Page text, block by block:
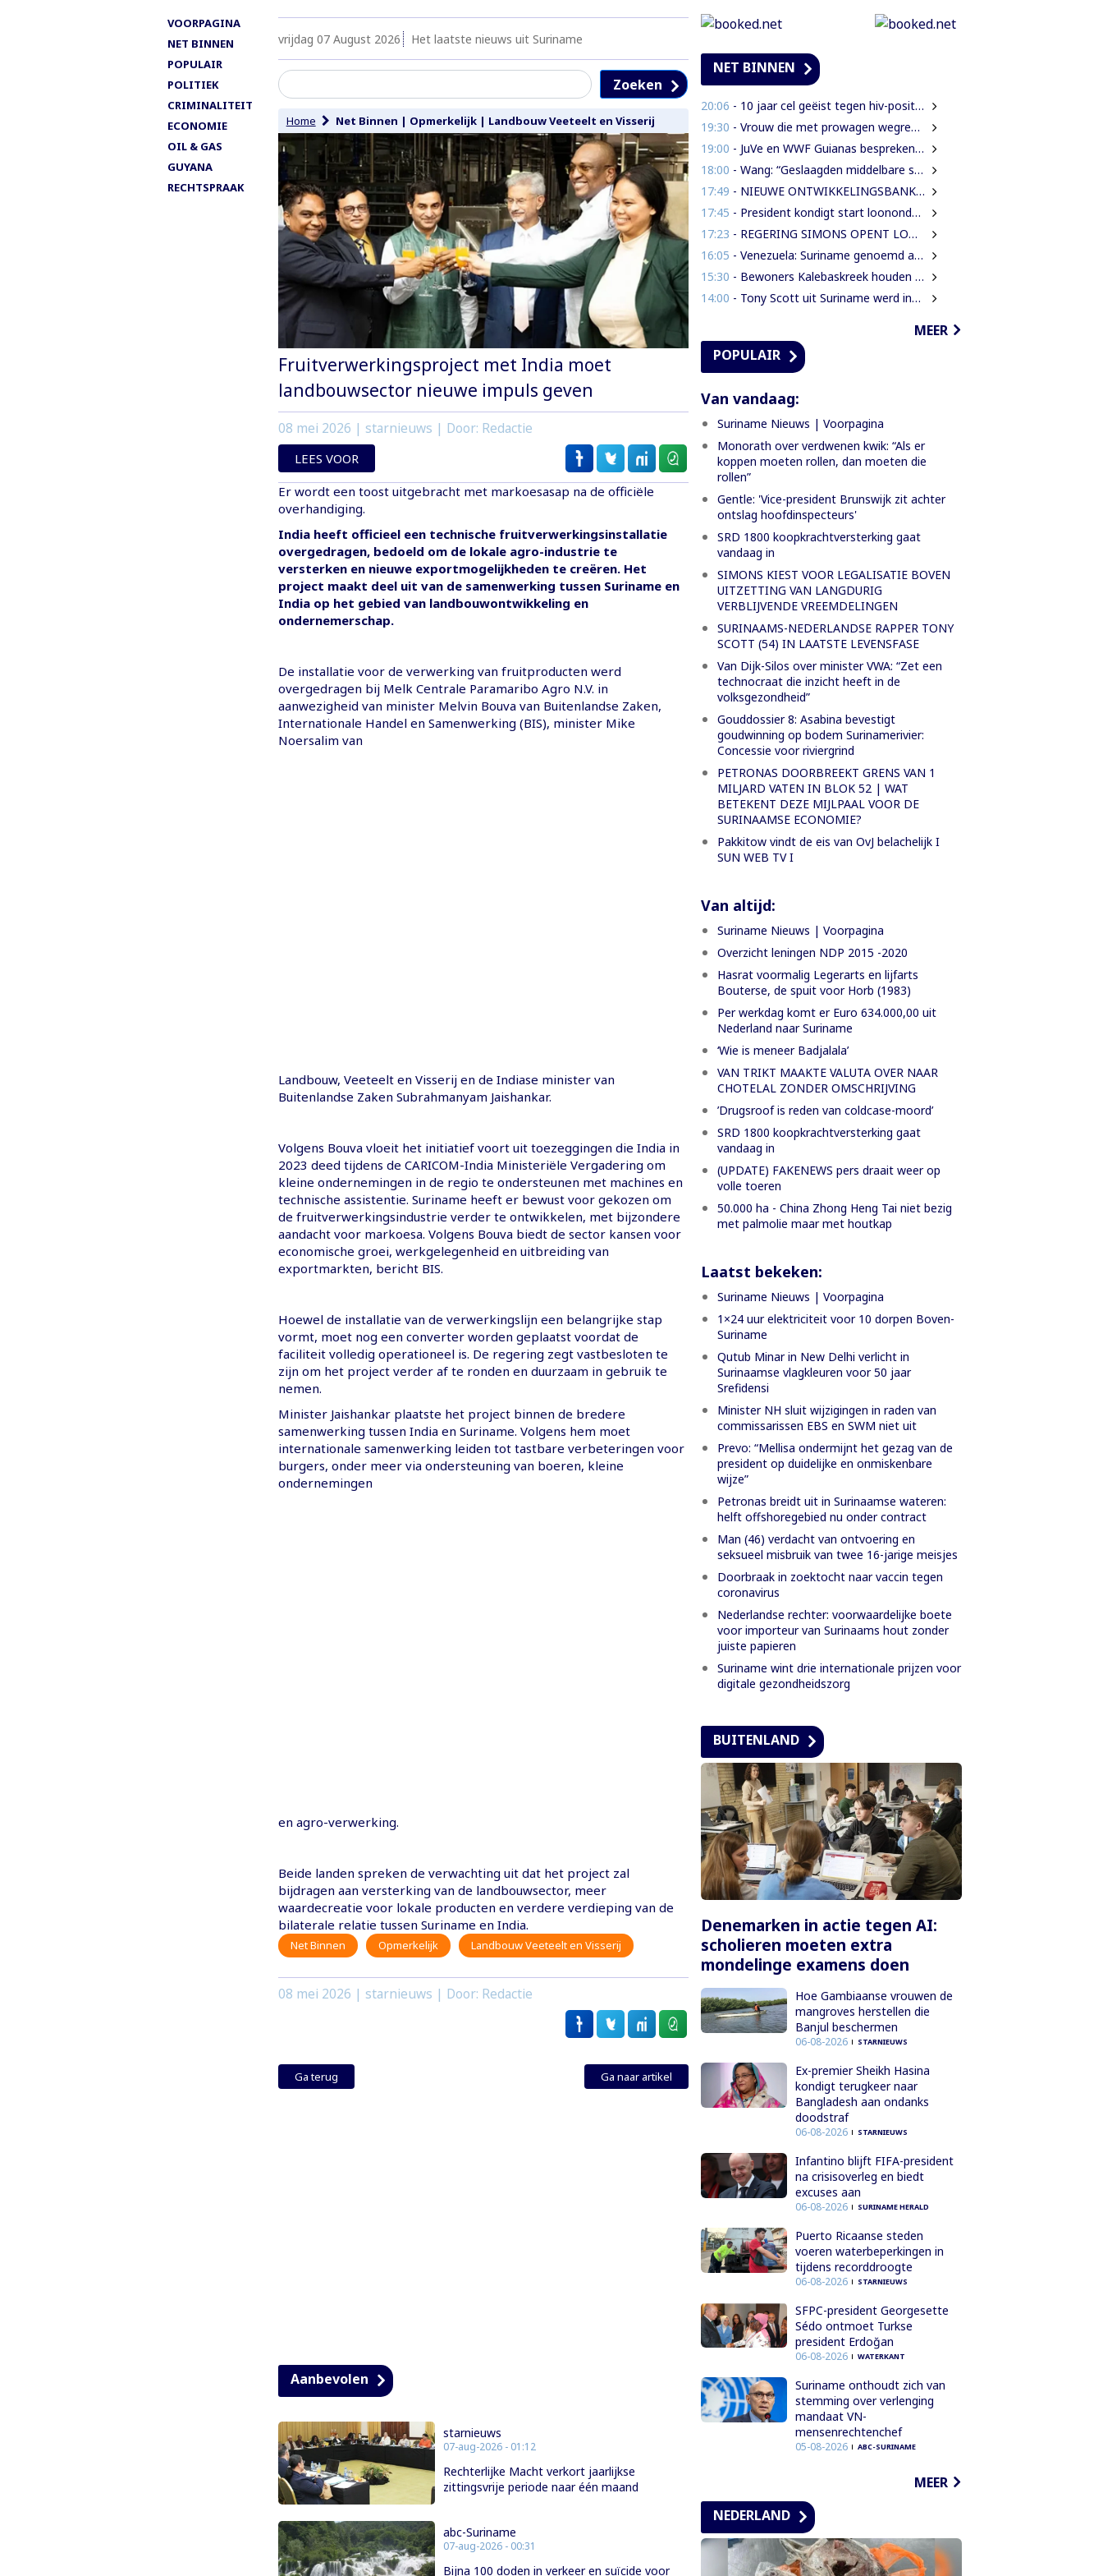
VOORPAGINA
NET BINNEN
POPULAIR
POLITIEK
CRIMINALITEIT
ECONOMIE
OIL & GAS
GUYANA
RECHTSPRAAK
vrijdag 07 August 2026 Het laatste nieuws uit Suriname
Zoeken
Home Net Binnen | Opmerkelijk| Landbouw Veeteelt en Visserij
Fruitverwerkingsproject met India moet
landbouwsector nieuwe impuls geven
08 mei 2026 | starnieuws | Door: Redactie
LEES VOOR
Er wordt een toost uitgebracht met markoesasap na de officiële
overhandiging.
India heeft officieel een technische fruitverwerkingsinstallatie
overgedragen, bedoeld om de lokale agro-industrie te
versterken en nieuwe exportmogelijkheden te creëren. Het
project maakt deel uit van de samenwerking tussen Suriname en
India op het gebied van landbouwontwikkeling en
ondernemerschap.
De installatie voor de verwerking van fruitproducten werd
overgedragen bij Melk Centrale Paramaribo Agro N.V. in
aanwezigheid van minister Melvin Bouva van Buitenlandse Zaken,
Internationale Handel en Samenwerking (BIS), minister Mike
Noersalim van
Landbouw, Veeteelt en Visserij en de Indiase minister van
Buitenlandse Zaken Subrahmanyam Jaishankar.
Volgens Bouva vloeit het initiatief voort uit toezeggingen die India in
2023 deed tijdens de CARICOM-India Ministeriële Vergadering om
kleine ondernemingen in de regio te ondersteunen met machines en
technische assistentie. Suriname heeft er bewust voor gekozen om
de fruitverwerkingsindustrie verder te ontwikkelen, met bijzondere
aandacht voor markoesa. Volgens Bouva biedt de sector kansen voor
economische groei, werkgelegenheid en uitbreiding van
exportmarkten, bericht BIS.
Hoewel de installatie van de verwerkingslijn een belangrijke stap
vormt, moet nog een converter worden geplaatst voordat de
faciliteit volledig operationeel is. De regering zegt vastbesloten te
zijn om het project verder af te ronden en duurzaam in gebruik te
nemen.
Minister Jaishankar plaatste het project binnen de bredere
samenwerking tussen India en Suriname. Volgens hem moet
internationale samenwerking leiden tot tastbare verbeteringen voor
burgers, onder meer via ondersteuning van boeren, kleine
ondernemingen
en agro-verwerking.
Beide landen spreken de verwachting uit dat het project zal
bijdragen aan versterking van de landbouwsector, meer
waardecreatie voor lokale producten en verdere verdieping van de
bilaterale relatie tussen Suriname en India.
Net Binnen Opmerkelijk Landbouw Veeteelt en Visserij
08 mei 2026 | starnieuws | Door: Redactie
Ga terug Ga naar artikel
Aanbevolen
starnieuws
07-aug-2026 - 01:12
Rechterlijke Macht verkort jaarlijkse
zittingsvrije periode naar één maand
abc-Suriname
07-aug-2026 - 00:31
Bijna 100 doden in verkeer en suïcide voor
NET BINNEN
20:06 - 10 jaar cel geëist tegen hiv-positieve man voor vrijheidsberoving, mishandeling en verkrachting van sekswerkster
19:30 - Vrouw die met prowagen wegreed blijft achter tralies
19:00 - JuVe en WWF Guianas bespreken samenwerking rond natuurbescherming
18:00 - Wang: “Geslaagden middelbare school moeten 450 SRD betalen om diploma te ontvangen”
17:49 - NIEUWE ONTWIKKELINGSBANK MOET GUYANESE BEDRIJVEN KLAARSTOMEN OM BUITENLANDSE BEDRIJVEN TE VERVANGEN
17:45 - President kondigt start loononderhandelingen met vakbonden aan
17:23 - REGERING SIMONS OPENT LOONONDERHANDELINGEN MET OVERHEIDSVAKBONDEN NA LICHTE FINANCIËLE ADEMRUIMTE
16:05 - Venezuela: Suriname genoemd als route in internationale cocaïnesmokkel naar Europa
15:30 - Bewoners Kalebaskreek houden twee illegale vreemdelingen aan met vuurwapen en communicatieapparatuur
14:00 - Tony Scott uit Suriname werd internationaal bekend door zijn hiphouse muziek
MEER
POPULAIR
Van vandaag:
Suriname Nieuws | Voorpagina
Monorath over verdwenen kwik: “Als er
koppen moeten rollen, dan moeten die
rollen”
Gentle: 'Vice-president Brunswijk zit achter
ontslag hoofdinspecteurs'
SRD 1800 koopkrachtversterking gaat
vandaag in
SIMONS KIEST VOOR LEGALISATIE BOVEN
UITZETTING VAN LANGDURIG
VERBLIJVENDE VREEMDELINGEN
SURINAAMS-NEDERLANDSE RAPPER TONY
SCOTT (54) IN LAATSTE LEVENSFASE
Van Dijk-Silos over minister VWA: “Zet een
technocraat die inzicht heeft in de
volksgezondheid”
Gouddossier 8: Asabina bevestigt
goudwinning op bodem Surinamerivier:
Concessie voor riviergrind
PETRONAS DOORBREEKT GRENS VAN 1
MILJARD VATEN IN BLOK 52 | WAT
BETEKENT DEZE MIJLPAAL VOOR DE
SURINAAMSE ECONOMIE?
Pakkitow vindt de eis van OvJ belachelijk I
SUN WEB TV I
Van altijd:
Suriname Nieuws | Voorpagina
Overzicht leningen NDP 2015 -2020
Hasrat voormalig Legerarts en lijfarts
Bouterse, de spuit voor Horb (1983)
Per werkdag komt er Euro 634.000,00 uit
Nederland naar Suriname
‘Wie is meneer Badjalala’
VAN TRIKT MAAKTE VALUTA OVER NAAR
CHOTELAL ZONDER OMSCHRIJVING
’Drugsroof is reden van coldcase-moord’
SRD 1800 koopkrachtversterking gaat
vandaag in
(UPDATE) FAKENEWS pers draait weer op
volle toeren
50.000 ha - China Zhong Heng Tai niet bezig
met palmolie maar met houtkap
Laatst bekeken:
Suriname Nieuws | Voorpagina
1×24 uur elektriciteit voor 10 dorpen Boven-
Suriname
Qutub Minar in New Delhi verlicht in
Surinaamse vlagkleuren voor 50 jaar
Srefidensi
Minister NH sluit wijzigingen in raden van
commissarissen EBS en SWM niet uit
Prevo: “Mellisa ondermijnt het gezag van de
president op duidelijke en onmiskenbare
wijze”
Petronas breidt uit in Surinaamse wateren:
helft offshoregebied nu onder contract
Man (46) verdacht van ontvoering en
seksueel misbruik van twee 16-jarige meisjes
Doorbraak in zoektocht naar vaccin tegen
coronavirus
Nederlandse rechter: voorwaardelijke boete
voor importeur van Surinaams hout zonder
juiste papieren
Suriname wint drie internationale prijzen voor
digitale gezondheidszorg
BUITENLAND
Denemarken in actie tegen AI:
scholieren moeten extra
mondelinge examens doen
Hoe Gambiaanse vrouwen de
mangroves herstellen die
Banjul beschermen
06-08-2026 STARNIEUWS
Ex-premier Sheikh Hasina
kondigt terugkeer naar
Bangladesh aan ondanks
doodstraf
06-08-2026 STARNIEUWS
Infantino blijft FIFA-president
na crisisoverleg en biedt
excuses aan
06-08-2026 SURINAME HERALD
Puerto Ricaanse steden
voeren waterbeperkingen in
tijdens recorddroogte
06-08-2026 STARNIEUWS
SFPC-president Georgesette
Sédo ontmoet Turkse
president Erdoğan
06-08-2026 WATERKANT
Suriname onthoudt zich van
stemming over verlenging
mandaat VN-
mensenrechtenchef
05-08-2026 ABC-SURINAME
MEER
NEDERLAND